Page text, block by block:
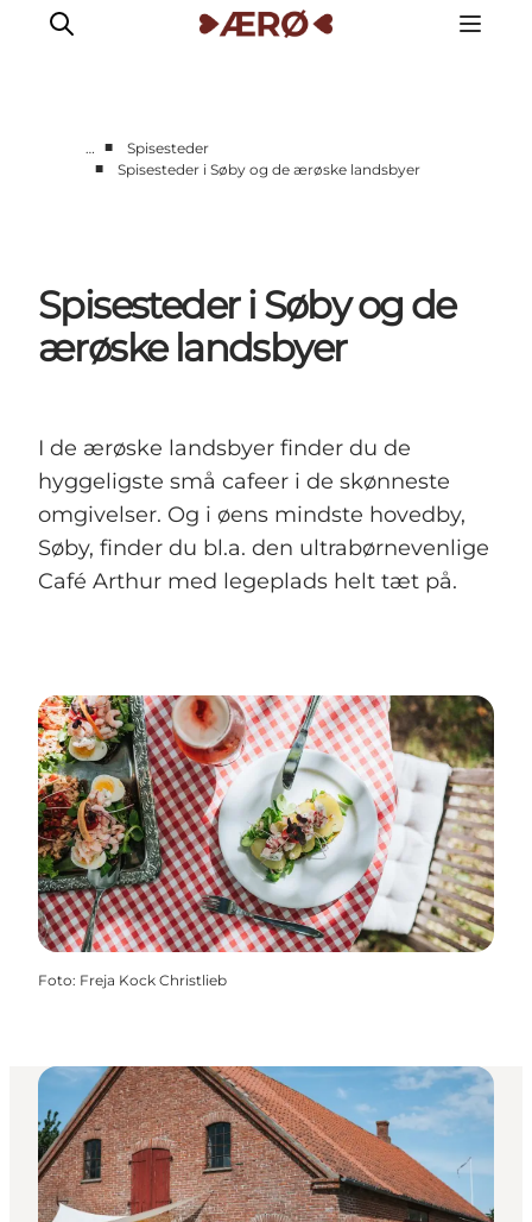
Events
Planlæg ferien
… ■
Spisesteder
■
Spisesteder i Søby og de ærøske landsbyer
Spisesteder i Søby og de
ærøske landsbyer
I de ærøske landsbyer finder du de
hyggeligste små cafeer i de skønneste
omgivelser. Og i øens mindste hovedby,
Søby, finder du bl.a. den ultrabørnevenlige
Café Arthur med legeplads helt tæt på.
Foto: Freja Kock Christlieb